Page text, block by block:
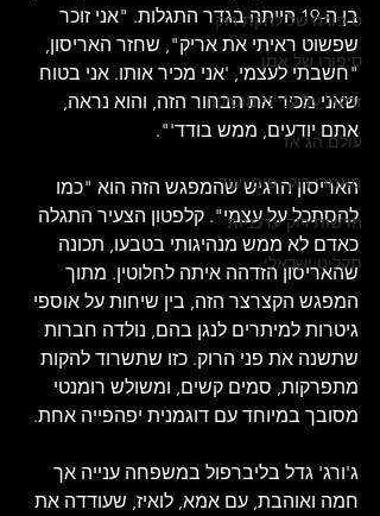
סיפורה של להקת רוק
סיפורו של אמן
זרקור על ענייני מוסיקה
עולם הג'אז
מאמרי רוק, פופ ועוד
חדשות רוק עדכניות
תקליט ישראלי
בן ה-19 הייתה בגדר התגלות. "אני זוכר
שפשוט ראיתי את אריק", שחזר האריסון,
"חשבתי לעצמי, 'אני מכיר אותו. אני בטוח
שאני מכיר את הבחור הזה, והוא נראה,
אתם יודעים, ממש בודד'".
האריסון הרגיש שהמפגש הזה הוא "כמו
להסתכל על עצמי". קלפטון הצעיר התגלה
כאדם לא ממש מנהיגותי בטבעו, תכונה
שהאריסון הזדהה איתה לחלוטין. מתוך
המפגש הקצרצר הזה, בין שיחות על אוספי
גיטרות למיתרים לנגן בהם, נולדה חברות
שתשנה את פני הרוק. כזו שתשרוד להקות
מתפרקות, סמים קשים, ומשולש רומנטי
מסובך במיוחד עם דוגמנית יפהפייה אחת.
ג'ורג' גדל בליברפול במשפחה ענייה אך
חמה ואוהבת, עם אמא, לואיז, שעודדה את